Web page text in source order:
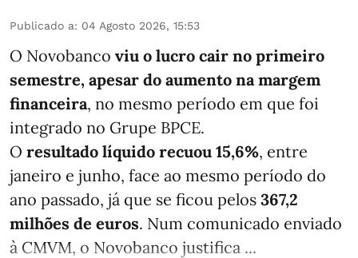
Publicado a: 04 Agosto 2026, 15:53
O Novobanco viu o lucro cair no primeiro
semestre, apesar do aumento na margem
financeira, no mesmo período em que foi
integrado no Grupe BPCE.
O resultado líquido recuou 15,6%, entre
janeiro e junho, face ao mesmo período do
ano passado, já que se ficou pelos 367,2
milhões de euros. Num comunicado enviado
à CMVM, o Novobanco justifica ...